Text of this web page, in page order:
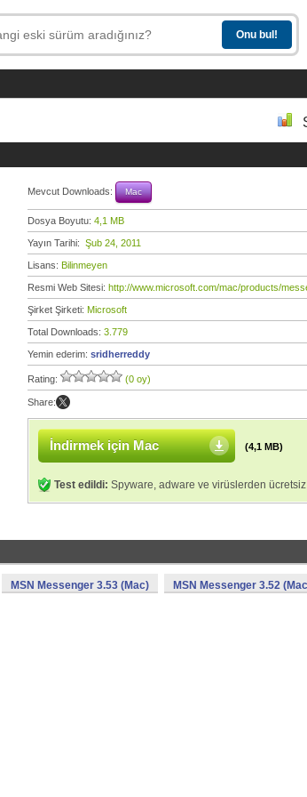
Mevcut Downloads: Mac
Dosya Boyutu: 4,1 MB
Yayın Tarihi: Şub 24, 2011
Lisans: Bilinmeyen
Resmi Web Sitesi: http://www.microsoft.com/mac/products/
Şirket Şirketi: Microsoft
Total Downloads: 3.779
Yemin ederim: sridherreddy
Rating: (0 oy)
Share:
İndirmek için Mac (4,1 MB)
Test edildi: Spyware, adware ve virüslerden ücretsiz
MSN Messenger 3.53 (Mac) MSN Messenger 3.52